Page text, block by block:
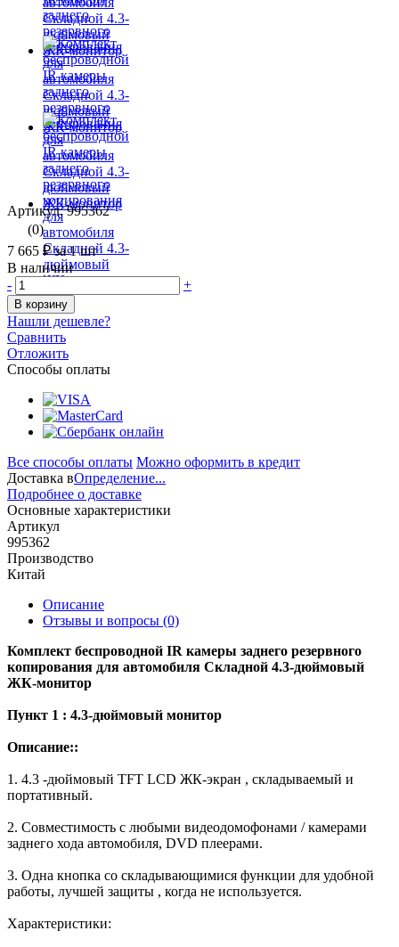
Артикул: 995362
(0)
7 665 ₽за 1 шт
В наличии
-
+
В корзину
Нашли дешевле?
Сравнить
Отложить
Способы оплаты
Все способы оплаты Можно оформить в кредит
Доставка вОпределение...
Подробнее о доставке
Основные характеристики
Артикул
995362
Производство
Китай
Описание
Отзывы и вопросы (0)
Комплект беспроводной IR камеры заднего резервного
копирования для автомобиля Складной 4.3-дюймовый
ЖК-монитор
Пункт 1 : 4.3-дюймовый монитор
Описание::
1. 4.3 -дюймовый TFT LCD ЖК-экран , складываемый и
портативный.
2. Совместимость с любыми видеодомофонами / камерами
заднего хода автомобиля, DVD плеерами.
3. Одна кнопка со складывающимися функции для удобной
работы, лучшей защиты , когда не используется.
Характеристики: